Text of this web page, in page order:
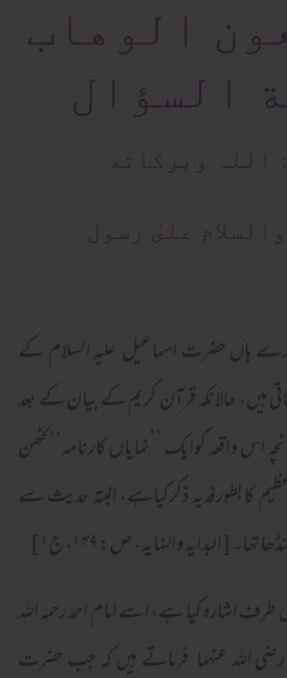
الوهاب
السؤال
اللہ وبرکاته
علىٰ رسول
ہمارے ہاں حضرت اسماعیل علیہ السلام کے
ہیں، حالانکہ قرآن کریم کے بیان کے بعد
واقعہ کوایک ’’نمایاں کارنامہ‘‘ کٹھن
کابطورفدیہ ذکرکیاہے، البتہ حدیث سے
[البدایہ والنہایہ، ص: ۱۴۹، ج۱]
اشارہ کیا ہے، اسے امام احمد رحمہ اللہ
اللہ عنہما فرماتے ہیں کہ جب حضرت